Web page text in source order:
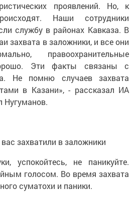
проявлений. Но, к
Наши сотрудники
службу в районах Кавказа. В
захвата в заложники, и все они
правоохранительные
Эти факты связаны с
Не помню случаев захвата
в Казани», - рассказал ИА
Нугуманов.
захватили в заложники
успокойтесь, не паникуйте.
голосом. Во время захвата
суматохи и паники.